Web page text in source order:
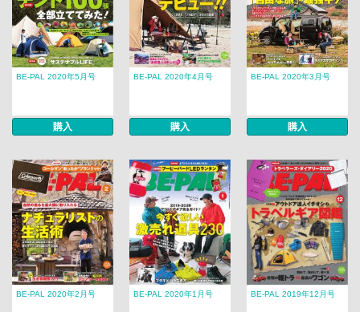
BE-PAL 2020年5月号
購入
BE-PAL 2020年4月号
購入
BE-PAL 2020年3月号
購入
BE-PAL 2020年2月号 BE-PAL 2020年1月号 BE-PAL 2019年12月号